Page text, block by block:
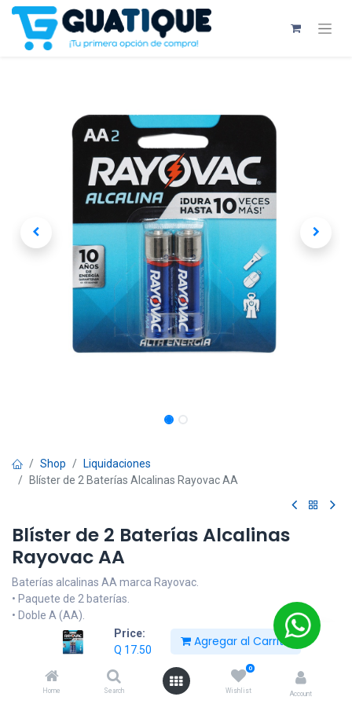
Price:
Q 17.50
Agregar al Carrito
Home Search
0
Wishlist Account
Shop
Liquidaciones
Blíster de 2 Baterías Alcalinas Rayovac AA
Blíster de 2 Baterías Alcalinas
Rayovac AA
Baterías alcalinas AA marca Rayovac.
• Paquete de 2 baterías.
• Doble A (AA).
• Alta energía.
• Dura hasta 10 veces más.
17.50